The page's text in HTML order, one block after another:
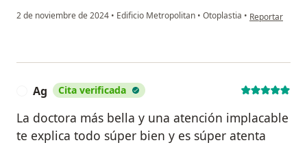
2 de noviembre de 2024 • Edificio Metropolitan • Otoplastia • en opinión del
Reportar
Ag Cita verificada
La doctora más bella y una atención implacable
te explica todo súper bien y es súper atenta